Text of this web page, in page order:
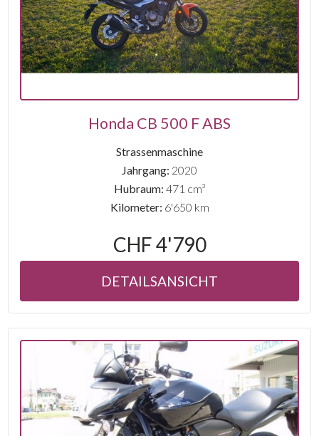
Honda CB 500 F ABS
Strassenmaschine
Jahrgang: 2020
Hubraum: 471 cm³
Kilometer: 6'650 km
CHF 4'790
DETAILSANSICHT